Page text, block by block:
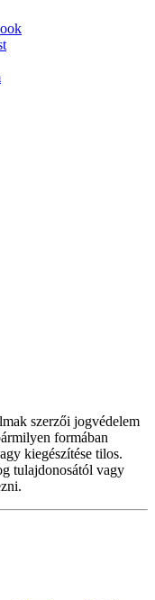
szerzői jogvédelem
formában
kiegészítése tilos.
tulajdonosától vagy